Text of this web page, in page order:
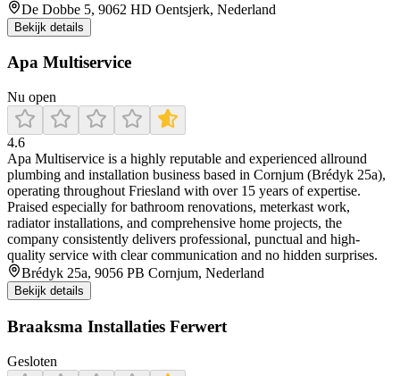
De Dobbe 5, 9062 HD Oentsjerk, Nederland
Bekijk details
Apa Multiservice
Nu open
4.6
Apa Multiservice is a highly reputable and experienced allround
plumbing and installation business based in Cornjum (Brédyk 25a),
operating throughout Friesland with over 15 years of expertise.
Praised especially for bathroom renovations, meterkast work,
radiator installations, and comprehensive home projects, the
company consistently delivers professional, punctual and high-
quality service with clear communication and no hidden surprises.
Brédyk 25a, 9056 PB Cornjum, Nederland
Bekijk details
Braaksma Installaties Ferwert
Gesloten